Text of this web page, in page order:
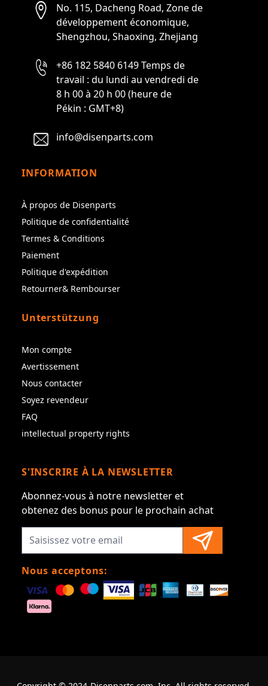
No. 115, Dacheng Road, Zone de
développement économique,
Shengzhou, Shaoxing, Zhejiang
+86 182 5840 6149 Temps de
travail : du lundi au vendredi de
8 h 00 à 20 h 00 (heure de
Pékin : GMT+8)
info@disenparts.com
INFORMATION
À propos de Disenparts
Politique de confidentialité
Termes & Conditions
Paiement
Politique d'expédition
Retourner& Rembourser
Unterstützung
Mon compte
Avertissement
Nous contacter
Soyez revendeur
FAQ
intellectual property rights
S'INSCRIRE À LA NEWSLETTER
Abonnez-vous à notre newsletter et
obtenez des bonus pour le prochain achat
Nous acceptons: